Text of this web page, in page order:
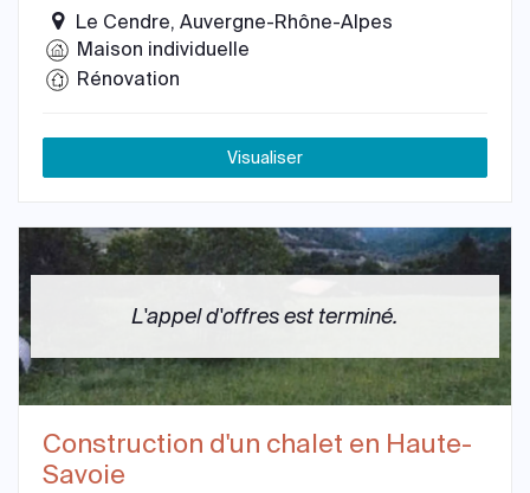
Le Cendre, Auvergne-Rhône-Alpes
Maison individuelle
Rénovation
Visualiser
L'appel d'offres est terminé.
Construction d'un chalet en Haute-
Savoie